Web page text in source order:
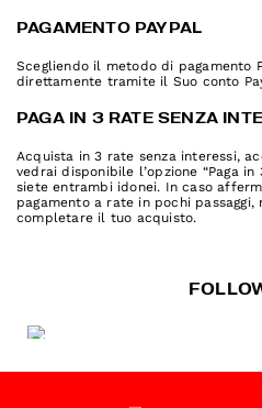
PAGAMENTO PAYPAL
Scegliendo il metodo di pagamento
direttamente tramite il Suo conto
PAGA IN 3 RATE SENZA
Acquista in 3 rate senza interessi,
vedrai disponibile l’opzione “Paga
siete entrambi idonei. In caso
pagamento a rate in pochi
completare il tuo acquisto.